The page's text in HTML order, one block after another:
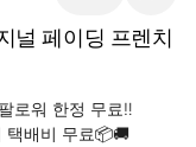
널 페이딩 프렌치
로워 한정 무료‼️
택배비 무료📦🚚